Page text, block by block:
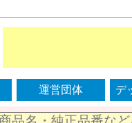
運営団体 デ